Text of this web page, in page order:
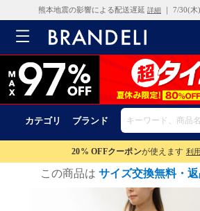
熊本地震の影響による配送遅延 詳細 ｜ 7/30(
カテゴリ ブランド
20% OFFクーポンが使えます 利
この商品は サイズ交換無料・